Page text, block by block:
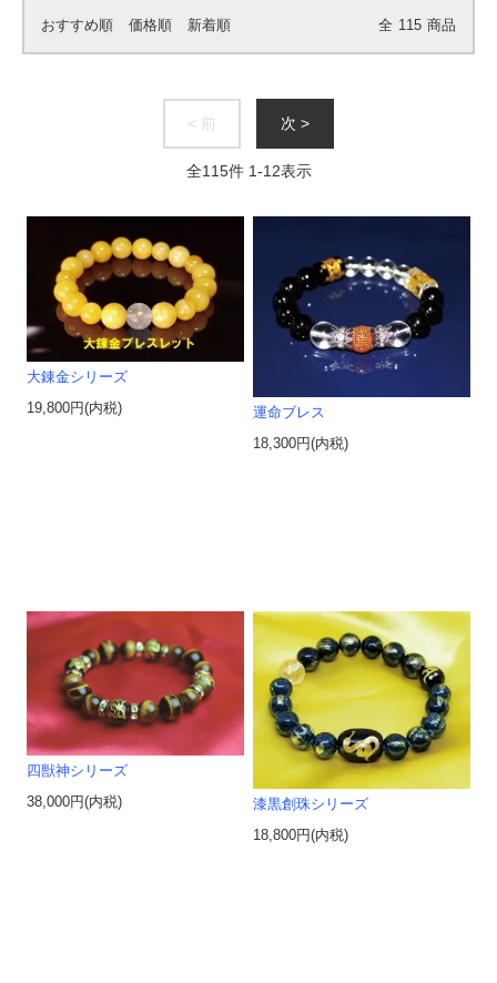
おすすめ順 価格順 新着順 全 115 商品
< 前 次 >
全115件 1-12表示
大錬金シリーズ
19,800円(内税)
運命ブレス
18,300円(内税)
四獣神シリーズ
38,000円(内税)
漆黒創珠シリーズ
18,800円(内税)